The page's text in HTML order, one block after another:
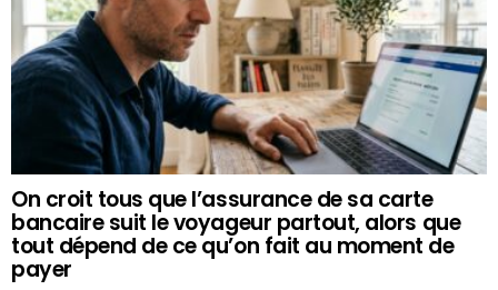
On croit tous que l’assurance de sa carte
bancaire suit le voyageur partout, alors que
tout dépend de ce qu’on fait au moment de
payer